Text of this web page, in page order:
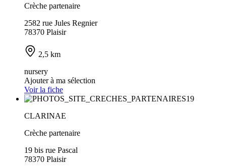
Crèche partenaire
2582 rue Jules Regnier
78370 Plaisir
2,5 km
nursery
Ajouter à ma sélection
Voir la fiche
CLARINAE
Crèche partenaire
19 bis rue Pascal
78370 Plaisir